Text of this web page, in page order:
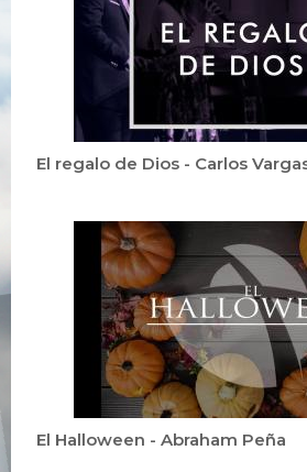
El regalo de Dios - Carlos
El Halloween - Abraham Peña